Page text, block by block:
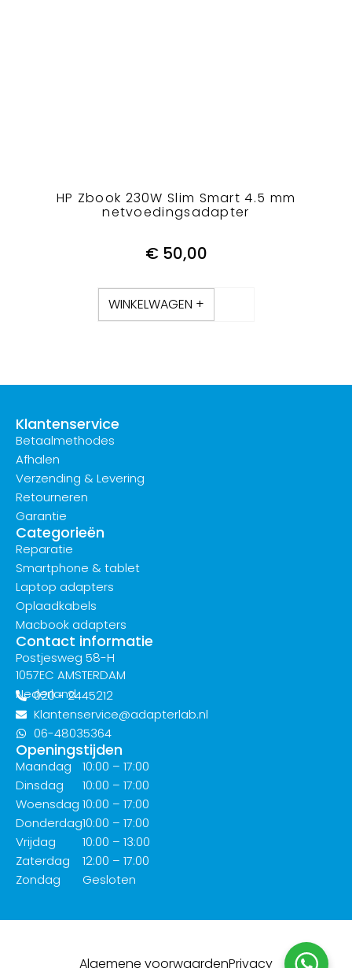
HP Zbook 230W Slim Smart 4.5 mm
netvoedingsadapter
€50,00
WINKELWAGEN +
Klantenservice
Betaalmethodes
Afhalen
Verzending & Levering
Retourneren
Garantie
Categorieën
Reparatie
Smartphone & tablet
Laptop adapters
Oplaadkabels
Macbook adapters
Contact informatie
Postjesweg 58-H
1057EC AMSTERDAM
Nederland
020 - 2445212
Klantenservice@adapterlab.nl
06-48035364
Openingstijden
Maandag
Dinsdag
Woensdag
Donderdag
Vrijdag
Zaterdag
Zondag
10:00 – 17:00
10:00 – 17:00
10:00 – 17:00
10:00 – 17:00
10:00 – 13:00
12:00 – 17:00
Gesloten
Algemene voorwaardenPrivacy